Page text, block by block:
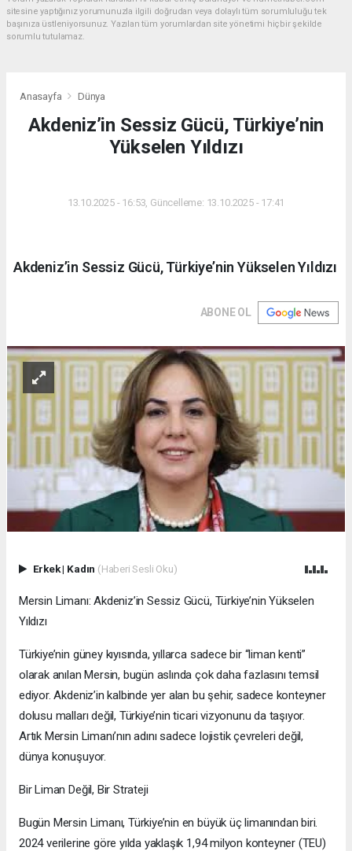
sitesine yaptığınız yorumunuzla ilgili doğrudan veya dolaylı tüm sorumluluğu tek
başınıza üstleniyorsunuz. Yazılan tüm yorumlardan site yönetimi hiçbir şekilde
sorumlu tutulamaz.
Anasayfa Dünya
Akdeniz’in Sessiz Gücü, Türkiye’nin
Yükselen Yıldızı
13.10.2025 - 16:53, Güncelleme: 13.10.2025 - 17:41
Akdeniz’in Sessiz Gücü, Türkiye’nin Yükselen Yıldızı
ABONE OL
Erkek| Kadın (Haberi Sesli Oku)
Mersin Limanı: Akdeniz’in Sessiz Gücü, Türkiye’nin Yükselen
Yıldızı
Türkiye’nin güney kıyısında, yıllarca sadece bir “liman kenti”
olarak anılan Mersin, bugün aslında çok daha fazlasını temsil
ediyor. Akdeniz’in kalbinde yer alan bu şehir, sadece konteyner
dolusu malları değil, Türkiye’nin ticari vizyonunu da taşıyor.
Artık Mersin Limanı’nın adını sadece lojistik çevreleri değil,
dünya konuşuyor.
Bir Liman Değil, Bir Strateji
Bugün Mersin Limanı, Türkiye’nin en büyük üç limanından biri.
2024 verilerine göre yılda yaklaşık 1,94 milyon konteyner (TEU)